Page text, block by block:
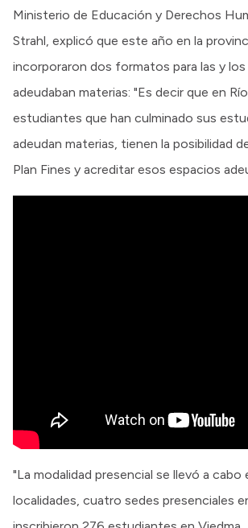
Ministerio de Educación y Derechos
Strahl, explicó que este año en la
incorporaron dos formatos para las y
adeudaban materias: "Es decir que en
estudiantes que han culminado sus
adeudan materias, tienen la posibilidad
Plan Fines y acreditar esos espacios
"La modalidad presencial se llevó a cabo
localidades, cuatro sedes presenciales